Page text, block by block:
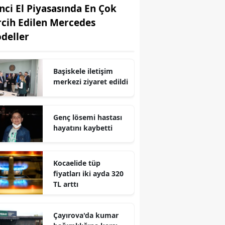
Edirne
Erzurum
Gaziantep
Hakkari
Isparta
El Piyasasında En Çok
Edilen Mercedes
Başiskele iletişim
merkezi ziyaret edildi
Genç lösemi hastası
hayatını kaybetti
Kocaelide tüp
fiyatları iki ayda 320
TL arttı
Çayırova'da kumar